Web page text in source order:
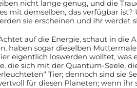
nicht lange genug, und die
mit demselben, das verfügbar
sie erscheinen und ihr werdet
auf die Energie, schaut in die
haben sogar dieselben
eigentlich loswerden wolltet, was
die sich mit der Quantum-Seele,
Tier; dennoch sind sie
für diesen Planeten; wenn